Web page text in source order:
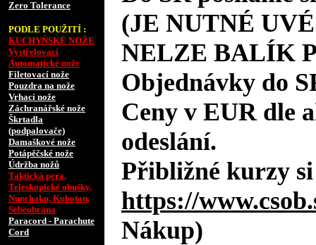
Zero Tolerance
PODLE POUŽITÍ :
KUCHYŇSKÉ NOŽE
Vystřelovací
Automatické nože
Filetovací nože
Pouzdra na nože
Vrhací nože
Záchranářské nože
Škrtadla
(podpalovače)
Damaškové nože
Potápěčské nože
Údržba nožů
Taktická pera,
Teleskopické obušky,
Nunchaku, Kubotan,
Sebeobrana
Paracord - Parachute
Cord
(JE NUTNÉ
NELZE BALÍK
Objednávky do
Ceny v EUR dle
odeslání.
Přibližné kurzy si
https://
Nákup)